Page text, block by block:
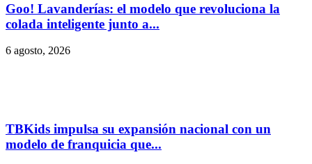
Goo! Lavanderías: el modelo que revoluciona la
colada inteligente junto a...
6 agosto, 2026
TBKids impulsa su expansión nacional con un
modelo de franquicia que...